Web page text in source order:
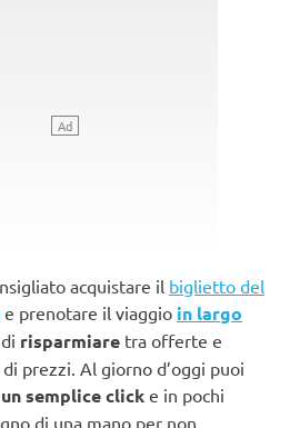
acquistare il biglietto del
e prenotare il viaggio in largo
risparmiare tra offerte e
prezzi. Al giorno d’oggi puoi
un semplice click e in pochi
di una mano per non